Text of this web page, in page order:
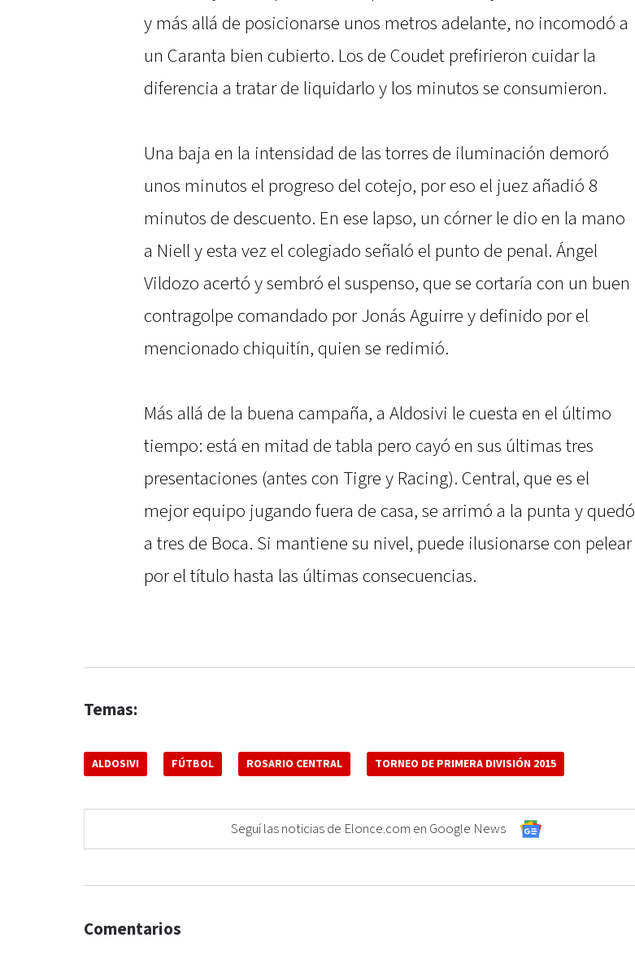
y más allá de posicionarse unos metros adelante, no incomodó a
un Caranta bien cubierto. Los de Coudet prefirieron cuidar la
diferencia a tratar de liquidarlo y los minutos se consumieron.
Una baja en la intensidad de las torres de iluminación demoró
unos minutos el progreso del cotejo, por eso el juez añadió 8
minutos de descuento. En ese lapso, un córner le dio en la mano
a Niell y esta vez el colegiado señaló el punto de penal. Ángel
Vildozo acertó y sembró el suspenso, que se cortaría con un buen
contragolpe comandado por Jonás Aguirre y definido por el
mencionado chiquitín, quien se redimió.
Más allá de la buena campaña, a Aldosivi le cuesta en el último
tiempo: está en mitad de tabla pero cayó en sus últimas tres
presentaciones (antes con Tigre y Racing). Central, que es el
mejor equipo jugando fuera de casa, se arrimó a la punta y quedó
a tres de Boca. Si mantiene su nivel, puede ilusionarse con pelear
por el título hasta las últimas consecuencias.
Temas:
ALDOSIVI FÚTBOL ROSARIO CENTRAL TORNEO DE PRIMERA DIVISIÓN 2015
Seguí las noticias de Elonce.com en Google News
Comentarios